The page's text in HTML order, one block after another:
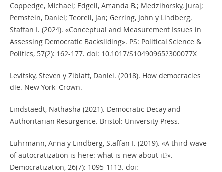
Coppedge, Michael; Edgell, Amanda B.; Medzihorsky, Juraj;
Pemstein, Daniel; Teorell, Jan; Gerring, John y Lindberg,
Staffan I. (2024). «Conceptual and Measurement Issues in
Assessing Democratic Backsliding». PS: Political Science &
Politics, 57(2): 162-177. doi: 10.1017/S104909652300077X
Levitsky, Steven y Ziblatt, Daniel. (2018). How democracies
die. New York: Crown.
Lindstaedt, Nathasha (2021). Democratic Decay and
Authoritarian Resurgence. Bristol: University Press.
Lührmann, Anna y Lindberg, Staffan I. (2019). «A third wave
of autocratization is here: what is new about it?».
Democratization, 26(7): 1095-1113. doi: